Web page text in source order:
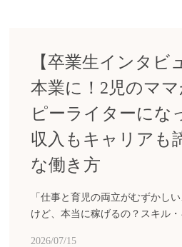
【卒業生インタビ
本業に！2児のマ
ピーライターにな
収入もキャリアも
な働き方
「仕事と育児の両立がむずかし
けど、本当に稼げるの？スキル
2026/07/15